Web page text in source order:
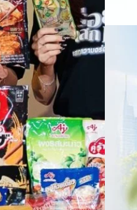
สินค้า
สัดส่ว
ครบ
เนื่อง
เปลี่ย
ประยุ
ประเ
ทั้งใน
เศรษ
โดย ศ
วิทยา
สามา
รัตนา
Read